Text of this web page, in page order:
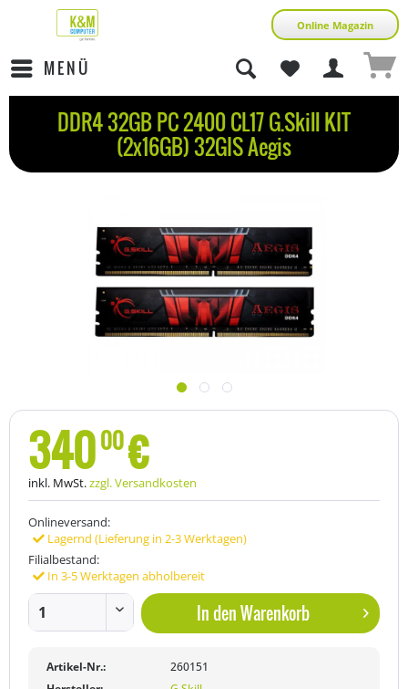
Online Magazin
MENÜ
DDR4 32GB PC 2400 CL17 G.Skill KIT
(2x16GB) 32GIS Aegis
34000€
inkl. MwSt.zzgl. Versandkosten
Onlineversand:
Lagernd (Lieferung in 2-3 Werktagen)
Filialbestand:
In 3-5 Werktagen abholbereit
In denWarenkorb
Artikel-Nr.:
260151